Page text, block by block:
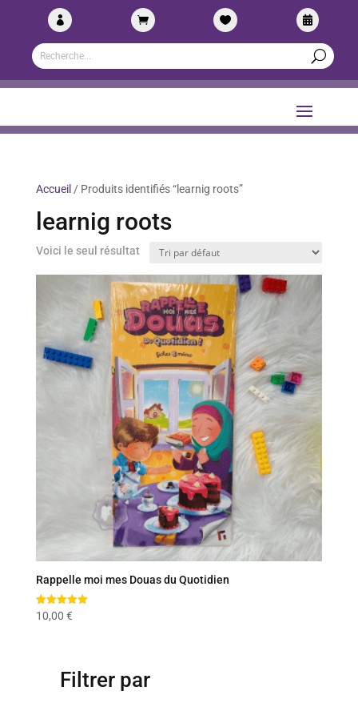
   
Accueil / Produits identifiés “learnig roots”
learnig roots
Voici le seul résultat
Rappelle moi mes Douas du Quotidien
Note
5.00
10,00 €
Filtrer par